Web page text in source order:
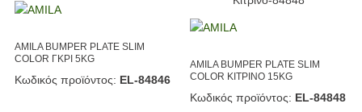
AMILA BUMPER PLATE SLIM
COLOR ΓΚΡΙ 5KG
Κωδικός προϊόντος: EL-84846
AMILA BUMPER PLATE SLIM
COLOR ΚΙΤΡΙΝΟ 15KG
Κωδικός προϊόντος: EL-84848